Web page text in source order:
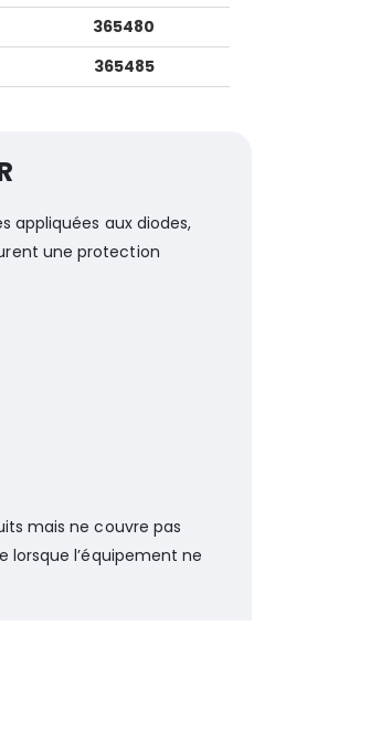
365480
365485
appliquées aux diodes,
une protection
mais ne couvre pas
l’équipement ne